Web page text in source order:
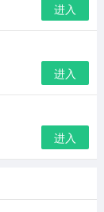
进入
进入
进入